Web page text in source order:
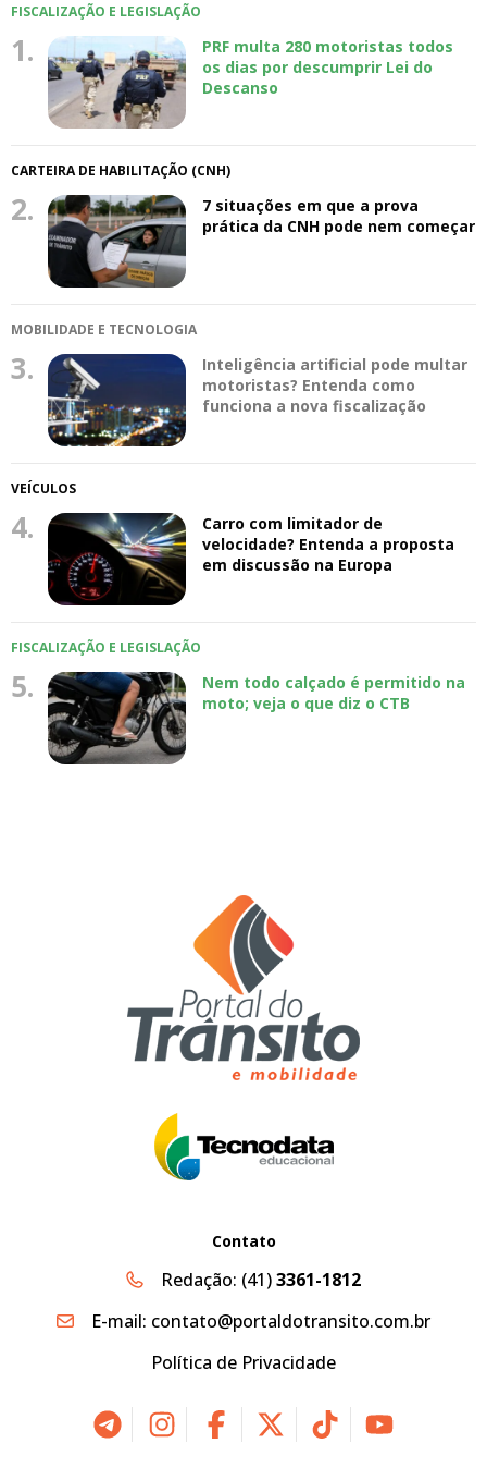
FISCALIZAÇÃO E LEGISLAÇÃO
1.
PRF multa 280 motoristas todos
os dias por descumprir Lei do
Descanso
CARTEIRA DE HABILITAÇÃO (CNH)
2.
7 situações em que a prova
prática da CNH pode nem começar
MOBILIDADE E TECNOLOGIA
3.
Inteligência artificial pode multar
motoristas? Entenda como
funciona a nova fiscalização
VEÍCULOS
4.
Carro com limitador de
velocidade? Entenda a proposta
em discussão na Europa
FISCALIZAÇÃO E LEGISLAÇÃO
5.
Nem todo calçado é permitido na
moto; veja o que diz o CTB
Contato
Redação: (41)3361-1812
E-mail: contato@portaldotransito.com.br
Política de Privacidade